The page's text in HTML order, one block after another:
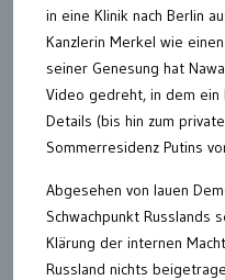
in eine Klinik nach Berlin
Kanzlerin Merkel wie
seiner Genesung hat
Video gedreht, in dem ein
Details (bis hin zum
Sommerresidenz Putins
Abgesehen von lauen
Schwachpunkt Russlands
Klärung der internen
Russland nichts